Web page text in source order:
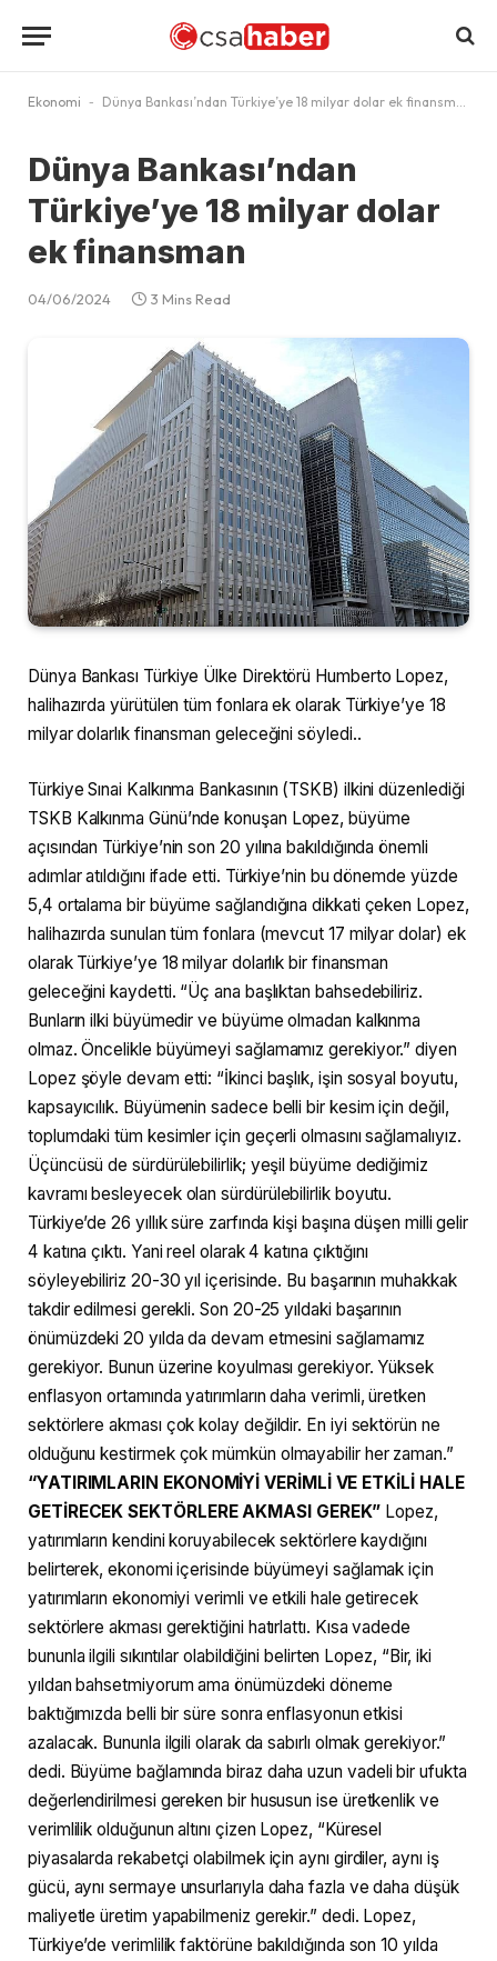
Ekonomi - Dünya Bankası’ndan Türkiye’ye 18 milyar dolar ek finansman
Dünya Bankası’ndan
Türkiye’ye 18 milyar dolar
ek finansman
04/06/2024 3 Mins Read
Dünya Bankası Türkiye Ülke Direktörü Humberto Lopez,
halihazırda yürütülen tüm fonlara ek olarak Türkiye’ye 18
milyar dolarlık finansman geleceğini söyledi..
Türkiye Sınai Kalkınma Bankasının (TSKB) ilkini düzenlediği
TSKB Kalkınma Günü’nde konuşan Lopez, büyüme
açısından Türkiye’nin son 20 yılına bakıldığında önemli
adımlar atıldığını ifade etti. Türkiye’nin bu dönemde yüzde
5,4 ortalama bir büyüme sağlandığına dikkati çeken Lopez,
halihazırda sunulan tüm fonlara (mevcut 17 milyar dolar) ek
olarak Türkiye’ye 18 milyar dolarlık bir finansman
geleceğini kaydetti. “Üç ana başlıktan bahsedebiliriz.
Bunların ilki büyümedir ve büyüme olmadan kalkınma
olmaz. Öncelikle büyümeyi sağlamamız gerekiyor.” diyen
Lopez şöyle devam etti: “İkinci başlık, işin sosyal boyutu,
kapsayıcılık. Büyümenin sadece belli bir kesim için değil,
toplumdaki tüm kesimler için geçerli olmasını sağlamalıyız.
Üçüncüsü de sürdürülebilirlik; yeşil büyüme dediğimiz
kavramı besleyecek olan sürdürülebilirlik boyutu.
Türkiye’de 26 yıllık süre zarfında kişi başına düşen milli gelir
4 katına çıktı. Yani reel olarak 4 katına çıktığını
söyleyebiliriz 20-30 yıl içerisinde. Bu başarının muhakkak
takdir edilmesi gerekli. Son 20-25 yıldaki başarının
önümüzdeki 20 yılda da devam etmesini sağlamamız
gerekiyor. Bunun üzerine koyulması gerekiyor. Yüksek
enflasyon ortamında yatırımların daha verimli, üretken
sektörlere akması çok kolay değildir. En iyi sektörün ne
olduğunu kestirmek çok mümkün olmayabilir her zaman.”
“YATIRIMLARIN EKONOMİYİ VERİMLİ VE ETKİLİ HALE
GETİRECEK SEKTÖRLERE AKMASI GEREK” Lopez,
yatırımların kendini koruyabilecek sektörlere kaydığını
belirterek, ekonomi içerisinde büyümeyi sağlamak için
yatırımların ekonomiyi verimli ve etkili hale getirecek
sektörlere akması gerektiğini hatırlattı. Kısa vadede
bununla ilgili sıkıntılar olabildiğini belirten Lopez, “Bir, iki
yıldan bahsetmiyorum ama önümüzdeki döneme
baktığımızda belli bir süre sonra enflasyonun etkisi
azalacak. Bununla ilgili olarak da sabırlı olmak gerekiyor.”
dedi. Büyüme bağlamında biraz daha uzun vadeli bir ufukta
değerlendirilmesi gereken bir hususun ise üretkenlik ve
verimlilik olduğunun altını çizen Lopez, “Küresel
piyasalarda rekabetçi olabilmek için aynı girdiler, aynı iş
gücü, aynı sermaye unsurlarıyla daha fazla ve daha düşük
maliyetle üretim yapabilmeniz gerekir.” dedi. Lopez,
Türkiye’de verimlilik faktörüne bakıldığında son 10 yılda